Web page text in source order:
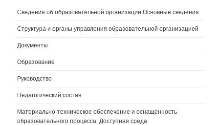
Сведения об образовательной организации.Основные сведения
Структура и органы управления образовательной организацией
Документы
Образование
Руководство
Педагогический состав
Материально-техническое обеспечение и оснащенность
образовательного процесса. Доступная среда